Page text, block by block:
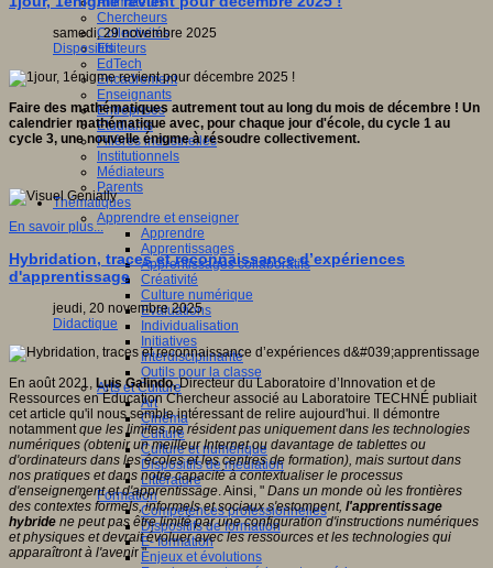
Chercheurs
Collectivités
Editeurs
EdTech
Encadrement
Enseignants
Entreprises
Etudiants
Filières industrielles
Institutionnels
Médiateurs
Parents
Thématiques
Apprendre et enseigner
Apprendre
Apprentissages
Apprentissages collaboratifs
Créativité
Culture numérique
Evaluations
Individualisation
Initiatives
Interdisciplinarité
Outils pour la classe
Arts et Culture
Art
Cinéma
Culture
Culture et numérique
Dispositifs de médiation
Littérature
Formation
Compétences professionnelles
Dispositifs de formation
E- formation
Enjeux et évolutions
samedi, 29 novembre 2025
Dispositifs
Faire des mathématiques autrement tout au long du mois de décembre ! Un
calendrier mathématique avec, pour chaque jour d'école, du cycle 1 au
cycle 3, une nouvelle énigme à résoudre collectivement.
En savoir plus...
Hybridation, traces et reconnaissance d’expériences
d'apprentissage
jeudi, 20 novembre 2025
Didactique
En août 2021, Luis Galindo,Directeur du Laboratoire d’Innovation et de
Ressources en Éducation Chercheur associé au Laboratoire TECHNÉ publiait
cet article qu'il nous semble intéressant de relire aujourd'hui. Il démontre
notammentque les limites ne résident pas uniquement dans les technologies
numériques (obtenir un meilleur Internet ou davantage de tablettes ou
d'ordinateurs dans les écoles et les centres de formation), mais surtout dans
nos pratiques et dans notre capacité à contextualiser le processus
d'enseignement et d'apprentissage. Ainsi, " Dans un monde où les frontières
des contextes formels, informels et sociaux s'estompent, l'apprentissage
hybride ne peut pas être limité par une configuration d'instructions numériques
et physiques et devrait évoluer avec les ressources et les technologies qui
apparaîtront à l'avenir "